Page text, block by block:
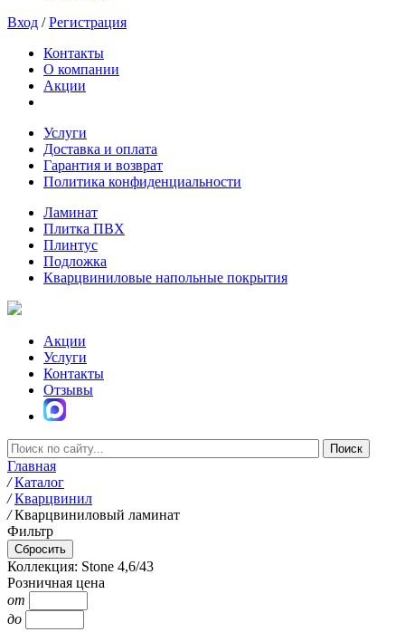
Вход /Регистрация
Контакты
О компании
Акции
Услуги
Доставка и оплата
Гарантия и возврат
Политика конфиденциальности
Ламинат
Плитка ПВХ
Плинтус
Подложка
Кварцвиниловые напольные покрытия
Акции
Услуги
Контакты
Отзывы
Главная
/ Каталог
/ Кварцвинил
/ Кварцвиниловый ламинат
Фильтр
Коллекция: Stone 4,6/43
Розничная цена
от
до